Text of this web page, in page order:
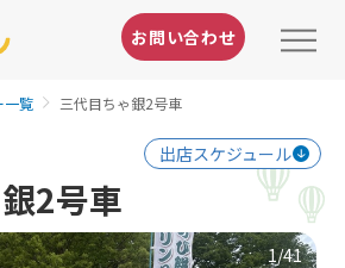
お問い合わせ
一覧 三代目ちゃ銀2号車
出店スケジュール
2号車
1/41